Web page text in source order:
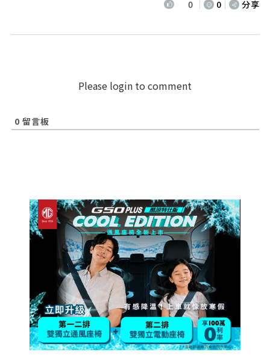
0 0 分享
Please login to comment
0 留言板